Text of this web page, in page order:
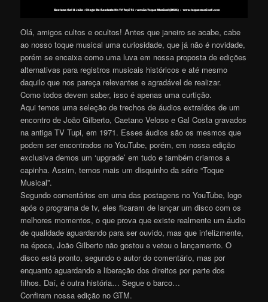
Olá, amigos cultos e ocultos! Antes que janeiro se acabe, cabe
ao nosso toque musical uma curiosidade, que já não é novidade,
porém se encaixa como uma luva em nossa proposta de edições
alternativas para registros musicais históricos e até mesmo
daquilo que nos pareça relevantes e agradável de realizar.
Como todos devem saber, isso é apenas uma curtição.
Aqui temos uma seleção de trechos de áudios extraídos de um
encontro de João Gilberto, Caetano Veloso e Gal Costa gravados
na antiga TV Tupi, em 1971. Esses áudios são os mesmos que
podem ser encontrados no YouTube, porém, em nossa edição
exclusiva demos um ‘upgrade’ em tudo e também criamos a
capinha. Assim, temos mais um disquinho da série “Toque
Musical”.
Segundo comentários em uma das postagens no YouTube, logo
após o programa de tv, eles ficaram de lançar um disco com os
melhores momentos, o que prova que existe realmente um áudio
de qualidade aguardando para ser ouvido, mas que infelizmente,
na época, João Gilberto não gostou e vetou o lançamento. O
disco está pronto, segundo o autor do comentário, mas por
enquanto aguardando a liberação dos direitos por parte dos
filhos. Daí, é outra história… Segue o barco…
Confiram nossa edição no GTM.